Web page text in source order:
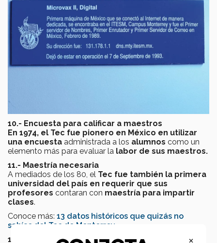
10.- Encuesta para calificar a maestros
En 1974, el Tec fue pionero en México en utilizar
una encuesta administrada a los alumnos como un
elemento más para evaluar la labor de sus maestros.
11.- Maestría necesaria
A mediados de los 80, el Tec fue también la primera
universidad del país en requerir que sus
profesores contaran con maestría para impartir
clases.
Conoce más: 13 datos históricos que quizás no
sabías del Tec de Monterrey
12.- Biblioteca Digital
×